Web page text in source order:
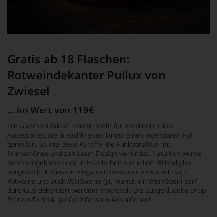
Gratis ab 18 Flaschen:
Rotweindekanter Pullux von
Zwiesel
... im Wert von 119€
Die Glasmanufaktur Zwiesel steht für exzellente Glas-
Accessoires, die in Fachkreisen längst einen legendären Ruf
genießen. So wie diese Karaffe, die Funktionalität mit
formschönen und zeitlosem Design verbindet. Natürlich wurde
sie mundgeblasen und in Handarbeit aus edlem Kristallglas
hergestellt. In diesem eleganten Dekanter entwickeln sich
Rotweine und auch Weißweine (ja, manch ein Weinßwein darf
durchaus dekantiert werden) prachtvoll. Die ausgeklügelte Drop-
Protect-Technik genügt höchsten Ansprüchen!